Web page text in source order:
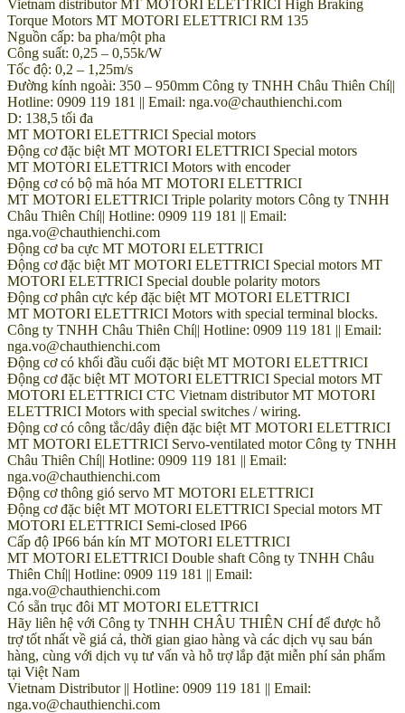
Vietnam distributor MT MOTORI ELETTRICI High Braking
Torque Motors MT MOTORI ELETTRICI RM 135
Nguồn cấp: ba pha/một pha
Công suất: 0,25 – 0,55k/W
Tốc độ: 0,2 – 1,25m/s
Đường kính ngoài: 350 – 950mm Công ty TNHH Châu Thiên Chí||
Hotline: 0909 119 181 || Email: nga.vo@chauthienchi.com
D: 138,5 tối đa
MT MOTORI ELETTRICI Special motors
Động cơ đặc biệt MT MOTORI ELETTRICI Special motors
MT MOTORI ELETTRICI Motors with encoder
Động cơ có bộ mã hóa MT MOTORI ELETTRICI
MT MOTORI ELETTRICI Triple polarity motors Công ty TNHH
Châu Thiên Chí|| Hotline: 0909 119 181 || Email:
nga.vo@chauthienchi.com
Động cơ ba cực MT MOTORI ELETTRICI
Động cơ đặc biệt MT MOTORI ELETTRICI Special motors MT
MOTORI ELETTRICI Special double polarity motors
Động cơ phân cực kép đặc biệt MT MOTORI ELETTRICI
MT MOTORI ELETTRICI Motors with special terminal blocks.
Công ty TNHH Châu Thiên Chí|| Hotline: 0909 119 181 || Email:
nga.vo@chauthienchi.com
Động cơ có khối đầu cuối đặc biệt MT MOTORI ELETTRICI
Động cơ đặc biệt MT MOTORI ELETTRICI Special motors MT
MOTORI ELETTRICI CTC Vietnam distributor MT MOTORI
ELETTRICI Motors with special switches / wiring.
Động cơ có công tắc/dây điện đặc biệt MT MOTORI ELETTRICI
MT MOTORI ELETTRICI Servo-ventilated motor Công ty TNHH
Châu Thiên Chí|| Hotline: 0909 119 181 || Email:
nga.vo@chauthienchi.com
Động cơ thông gió servo MT MOTORI ELETTRICI
Động cơ đặc biệt MT MOTORI ELETTRICI Special motors MT
MOTORI ELETTRICI Semi-closed IP66
Cấp độ IP66 bán kín MT MOTORI ELETTRICI
MT MOTORI ELETTRICI Double shaft Công ty TNHH Châu
Thiên Chí|| Hotline: 0909 119 181 || Email:
nga.vo@chauthienchi.com
Có sẵn trục đôi MT MOTORI ELETTRICI
Hãy liên hệ với Công ty TNHH CHÂU THIÊN CHÍ để được hỗ
trợ tốt nhất về giá cả, thời gian giao hàng và các dịch vụ sau bán
hàng, cùng với dịch vụ tư vấn và hỗ trợ lắp đặt miễn phí sản phẩm
tại Việt Nam
Vietnam Distributor || Hotline: 0909 119 181 || Email:
nga.vo@chauthienchi.com